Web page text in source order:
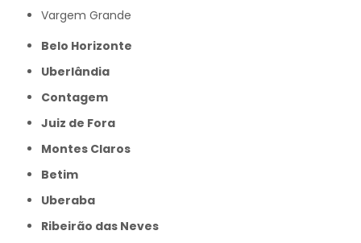
Vargem Grande
Belo Horizonte
Uberlândia
Contagem
Juiz de Fora
Montes Claros
Betim
Uberaba
Ribeirão das Neves